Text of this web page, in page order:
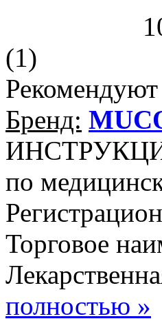
(1)
Рекомендуют
Бренд:
по
Торговое
полностью »